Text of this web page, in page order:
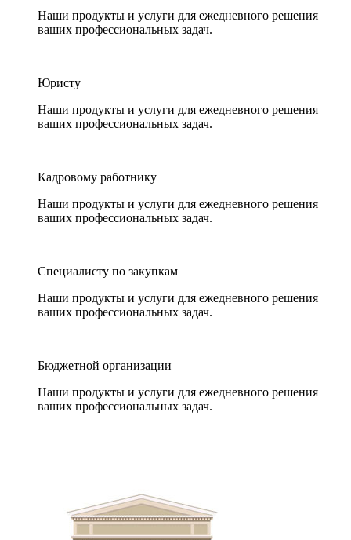
Наши продукты и услуги для ежедневного решения
ваших профессиональных задач.
Юристу
Наши продукты и услуги для ежедневного решения
ваших профессиональных задач.
Кадровому работнику
Наши продукты и услуги для ежедневного решения
ваших профессиональных задач.
Специалисту по закупкам
Наши продукты и услуги для ежедневного решения
ваших профессиональных задач.
Бюджетной организации
Наши продукты и услуги для ежедневного решения
ваших профессиональных задач.